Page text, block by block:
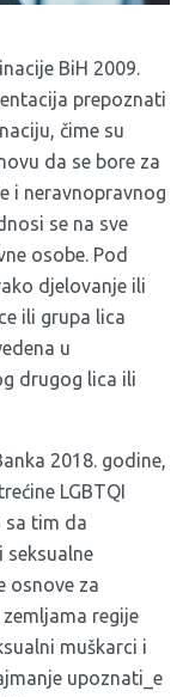
BiH 2009.
prepoznati
čime su
da se bore za
i neravnopravnog
se na sve
osobe. Pod
djelovanje ili
ili grupa lica
u
drugog lica ili
2018. godine,
LGBTQI
sa tim da
osnove za
regije
muškarci i
upoznati_e